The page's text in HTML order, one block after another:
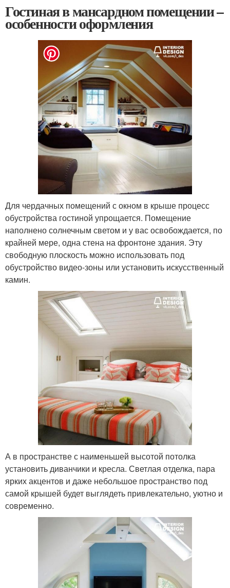
Гостиная в мансардном помещении –
особенности оформления
Для чердачных помещений с окном в крыше процесс
обустройства гостиной упрощается. Помещение
наполнено солнечным светом и у вас освобождается, по
крайней мере, одна стена на фронтоне здания. Эту
свободную плоскость можно использовать под
обустройство видео-зоны или установить искусственный
камин.
А в пространстве с наименьшей высотой потолка
установить диванчики и кресла. Светлая отделка, пара
ярких акцентов и даже небольшое пространство под
самой крышей будет выглядеть привлекательно, уютно и
современно.